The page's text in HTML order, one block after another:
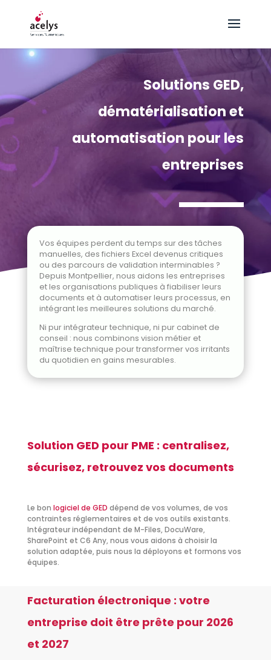
Solutions GED,
dématérialisation et
automatisation pour les
entreprises
Vos équipes perdent du temps sur des tâches
manuelles, des fichiers Excel devenus critiques
ou des parcours de validation interminables ?
Depuis Montpellier, nous aidons les entreprises
et les organisations publiques à fiabiliser leurs
documents et à automatiser leurs processus, en
intégrant les meilleures solutions du marché.
Ni pur intégrateur technique, ni pur cabinet de
conseil : nous combinons vision métier et
maîtrise technique pour transformer vos irritants
du quotidien en gains mesurables.
Solution GED pour PME : centralisez,
sécurisez, retrouvez vos documents
Le bon logiciel de GED dépend de vos volumes, de vos
contraintes réglementaires et de vos outils existants.
Intégrateur indépendant de M-Files, DocuWare,
SharePoint et C6 Any, nous vous aidons à choisir la
solution adaptée, puis nous la déployons et formons vos
équipes.
Facturation électronique : votre
entreprise doit être prête pour 2026
et 2027